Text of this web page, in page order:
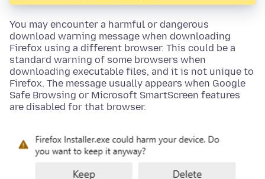
You may encounter a harmful or dangerous
download warning message when downloading
Firefox using a different browser. This could be a
standard warning of some browsers when
downloading executable files, and it is not unique to
Firefox. The message usually appears when Google
Safe Browsing or Microsoft SmartScreen features
are disabled for that browser.